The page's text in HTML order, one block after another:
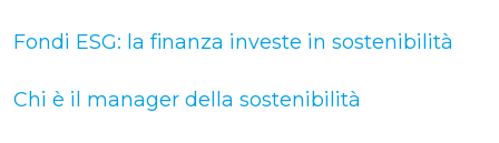
Fondi ESG: la finanza investe in sostenibilità
Chi è il manager della sostenibilità